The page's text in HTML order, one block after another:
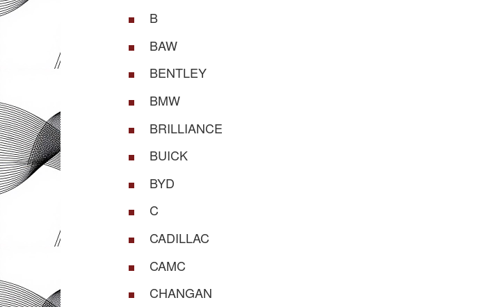
B
BAW
BENTLEY
BMW
BRILLIANCE
BUICK
BYD
C
CADILLAC
CAMC
CHANGAN